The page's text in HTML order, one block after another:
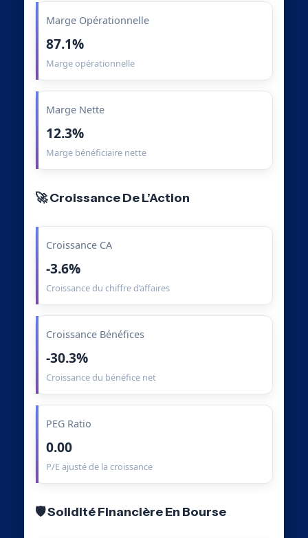
Marge Opérationnelle
87.1%
Marge opérationnelle
Marge Nette
12.3%
Marge bénéficiaire nette
🚀 Croissance De L’Action
Croissance CA
-3.6%
Croissance du chiffre d’affaires
Croissance Bénéfices
-30.3%
Croissance du bénéfice net
PEG Ratio
0.00
P/E ajusté de la croissance
🛡️ Solidité Financière En Bourse